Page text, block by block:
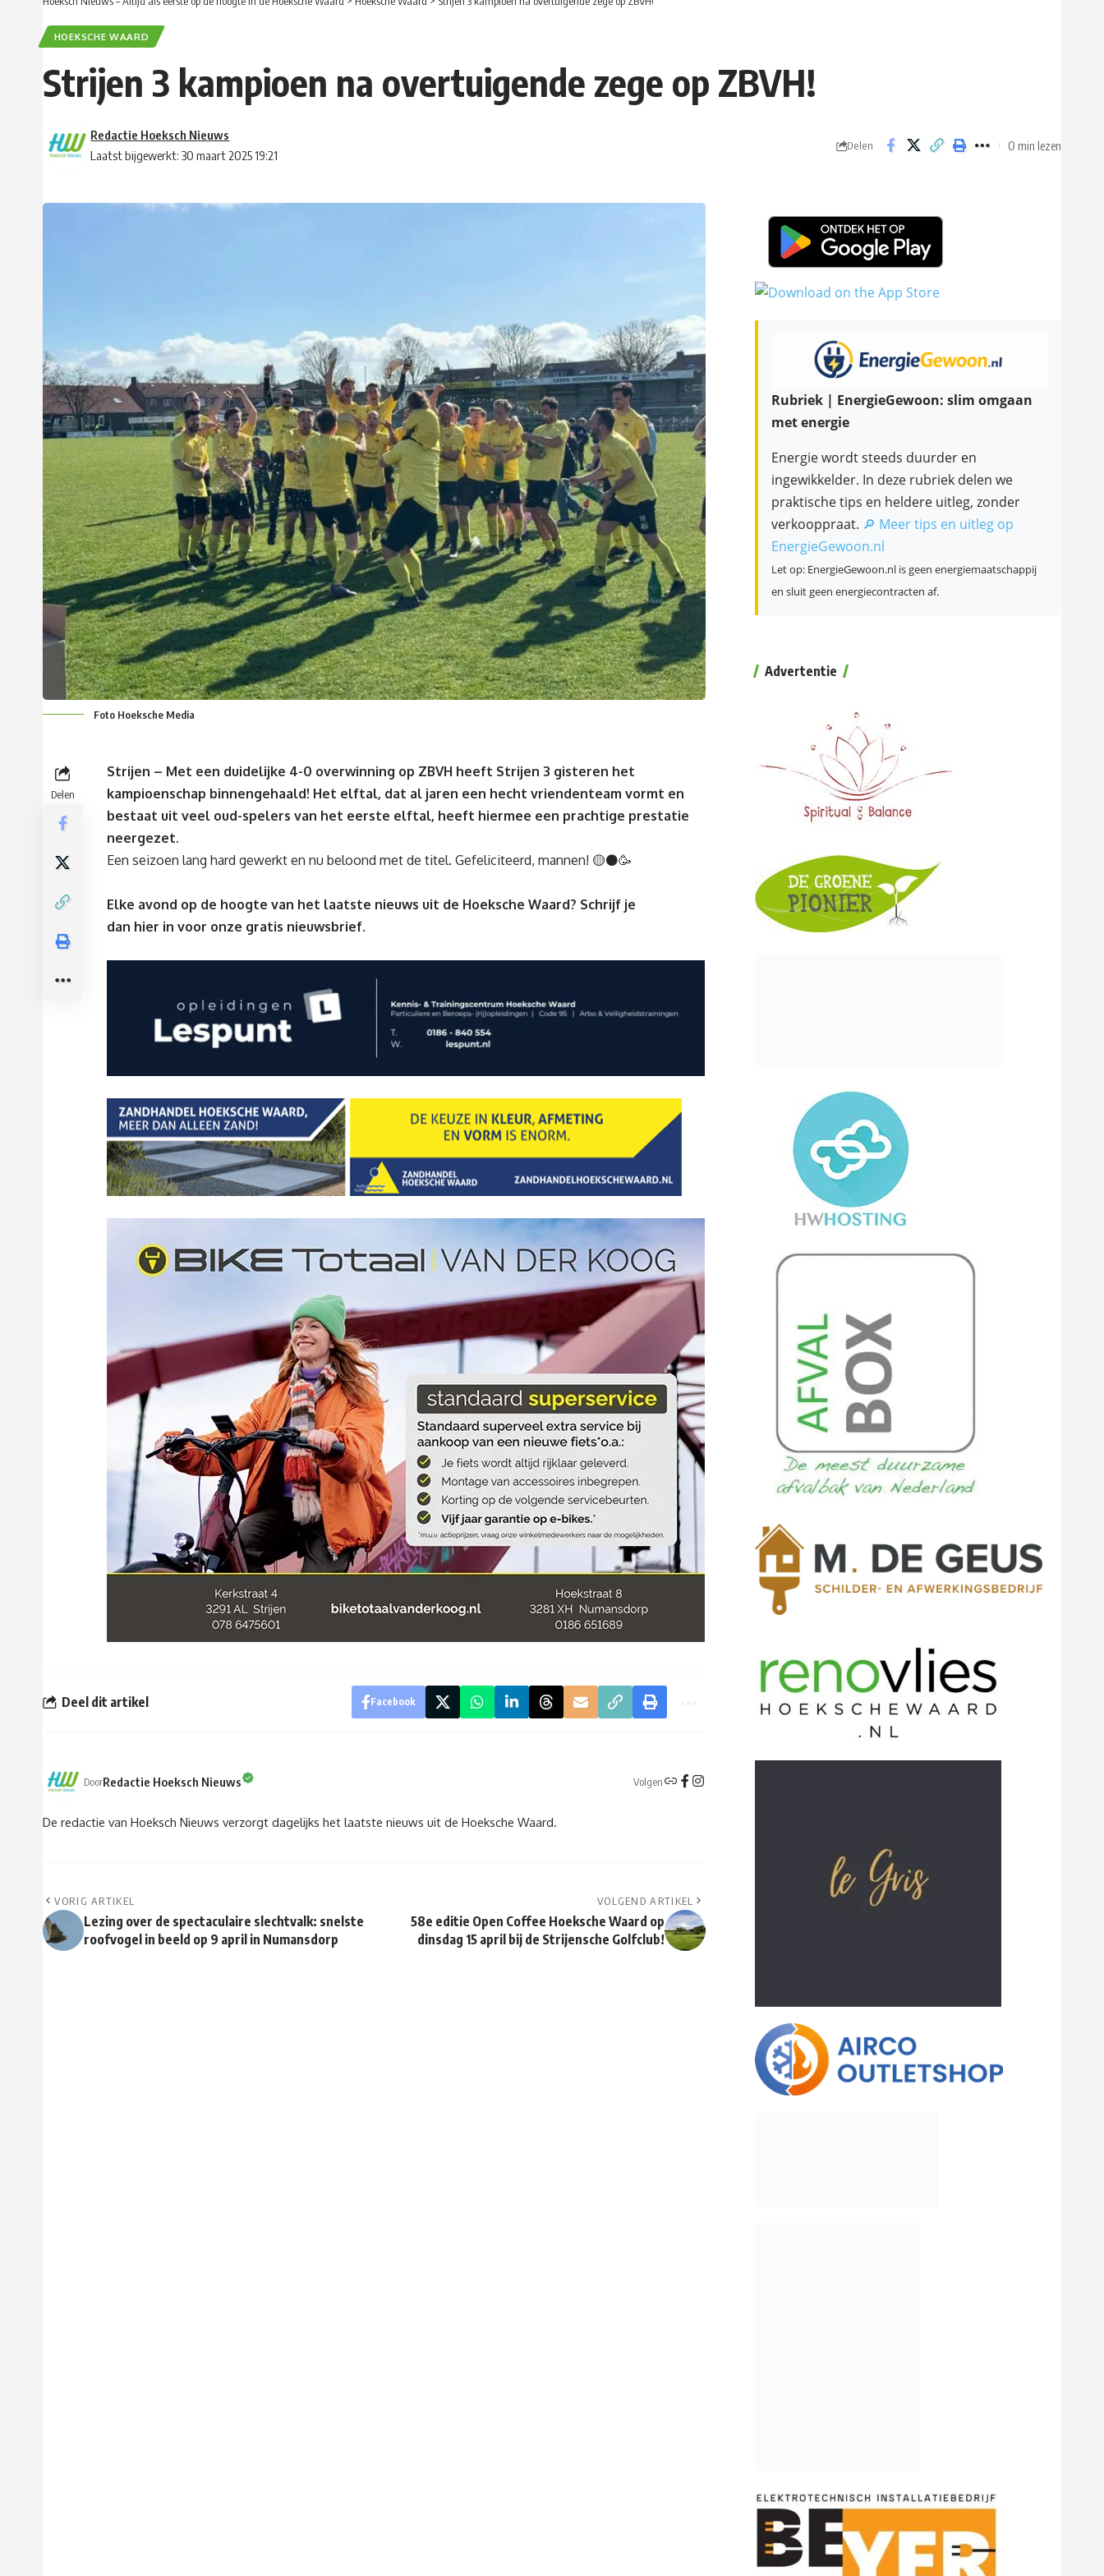
HOEKSCHE WAARD
Strijen 3 kampioen na overtuigende zege op ZBVH!
Laatst bijgewerkt: 30 maart 2025 19:21
Redactie Hoeksch Nieuws
Delen 0 min lezen
Foto Hoeksche Media
Delen
Strijen – Met een duidelijke 4-0 overwinning op ZBVH heeft Strijen 3 gisteren het
kampioenschap binnengehaald! Het elftal, dat al jaren een hecht vriendenteam vormt en
bestaat uit veel oud-spelers van het eerste elftal, heeft hiermee een prachtige prestatie
neergezet.
Een seizoen lang hard gewerkt en nu beloond met de titel. Gefeliciteerd, mannen! 🟡⚫🥳
Elke avond op de hoogte van het laatste nieuws uit de Hoeksche Waard? Schrijf je
dan hier in voor onze gratis nieuwsbrief.
Deel dit artikel Facebook
DoorRedactie Hoeksch Nieuws Volgen
De redactie van Hoeksch Nieuws verzorgt dagelijks het laatste nieuws uit de Hoeksche Waard.
VORIG ARTIKEL
Lezing over de spectaculaire slechtvalk: snelste
roofvogel in beeld op 9 april in Numansdorp
VOLGEND ARTIKEL
58e editie Open Coffee Hoeksche Waard op
dinsdag 15 april bij de Strijensche Golfclub!
Rubriek | EnergieGewoon: slim omgaan
met energie
Energie wordt steeds duurder en
ingewikkelder. In deze rubriek delen we
praktische tips en heldere uitleg, zonder
verkooppraat. 🔎 Meer tips en uitleg op
EnergieGewoon.nl
Let op: EnergieGewoon.nl is geen energiemaatschappij
en sluit geen energiecontracten af.
Advertentie